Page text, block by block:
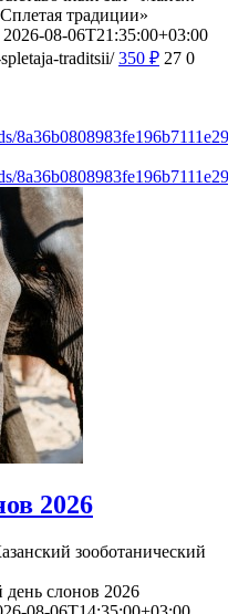
традиции»
2026-08-06T21:35:00+03:00
traditsii/ 350 ₽ 27 0
2026
зооботанический
слонов 2026